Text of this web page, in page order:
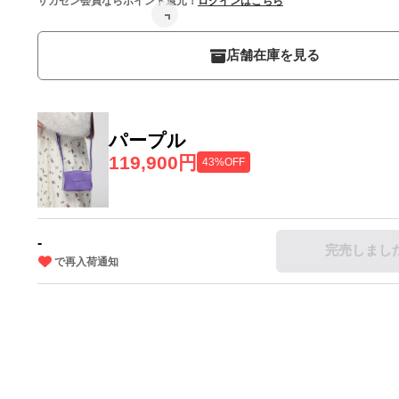
店舗在庫を見る
パープル
119,900円
43%OFF
-
で再入荷通知
完売しまし